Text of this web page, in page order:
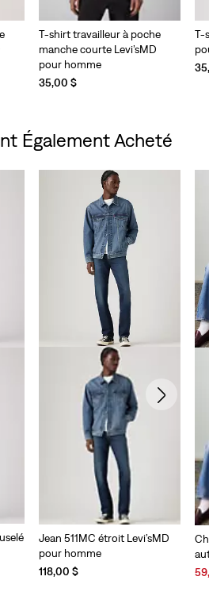
T-shirt travailleur à poche
manche courte Levi’sMD
pour homme
35,00 $
T-
Également Acheté
Jean 511MC étroit Levi’sMD
pour homme
118,00 $